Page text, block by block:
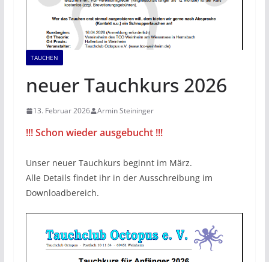
TAUCHEN
neuer Tauchkurs 2026
13. Februar 2026 Armin Steininger
!!! Schon wieder ausgebucht !!!
Unser neuer Tauchkurs beginnt im März.
Alle Details findet ihr in der Ausschreibung im
Downloadbereich.